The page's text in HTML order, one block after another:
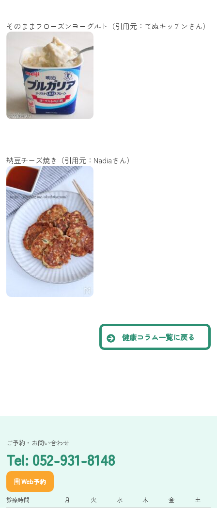
そのままフローズンヨーグルト（引用元：てぬキッチンさん）
納豆チーズ焼き（引用元：Nadiaさん）
健康コラム一覧に戻る
ご予約・お問い合わせ
Tel: 052-931-8148
Web予約
診療時間 月 火 水 木 金 土